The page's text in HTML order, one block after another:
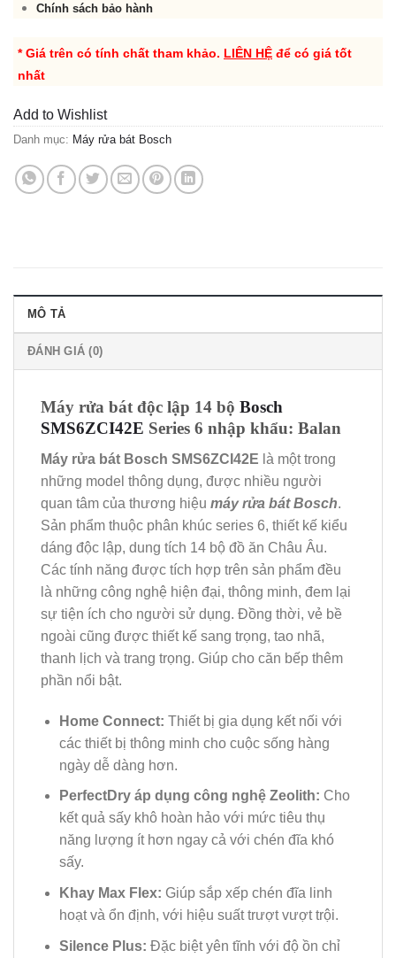
Chính sách bảo hành
* Giá trên có tính chất tham khảo. LIÊN HỆ để có giá tốt
nhất
Add to Wishlist
Danh mục: Máy rửa bát Bosch
MÔ TẢ
ĐÁNH GIÁ (0)
Máy rửa bát độc lập 14 bộ Bosch
SMS6ZCI42E Series 6 nhập khẩu: Balan
Máy rửa bát Bosch SMS6ZCI42E là một trong
những model thông dụng, được nhiều người
quan tâm của thương hiệu máy rửa bát Bosch.
Sản phẩm thuộc phân khúc series 6, thiết kế kiểu
dáng độc lập, dung tích 14 bộ đồ ăn Châu Âu.
Các tính năng được tích hợp trên sản phẩm đều
là những công nghệ hiện đại, thông minh, đem lại
sự tiện ích cho người sử dụng. Đồng thời, vẻ bề
ngoài cũng được thiết kế sang trọng, tao nhã,
thanh lịch và trang trọng. Giúp cho căn bếp thêm
phần nổi bật.
Home Connect: Thiết bị gia dụng kết nối với
các thiết bị thông minh cho cuộc sống hàng
ngày dễ dàng hơn.
PerfectDry áp dụng công nghệ Zeolith: Cho
kết quả sấy khô hoàn hảo với mức tiêu thụ
năng lượng ít hơn ngay cả với chén đĩa khó
sấy.
Khay Max Flex: Giúp sắp xếp chén đĩa linh
hoạt và ổn định, với hiệu suất trượt vượt trội.
Silence Plus: Đặc biệt yên tĩnh với độ ồn chỉ